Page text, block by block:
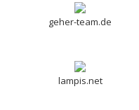
geher-team.de
lampis.net